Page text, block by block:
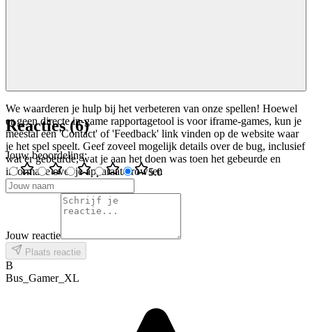
We waarderen je hulp bij het verbeteren van onze spellen! Hoewel
er geen directe in-game rapportagetool is voor iframe-games, kun je
meestal een 'Contact' of 'Feedback' link vinden op de website waar
je het spel speelt. Geef zoveel mogelijk details over de bug, inclusief
wat er gebeurde, wat je aan het doen was toen het gebeurde en
informatie over je apparaat/browser.
Reacties(6)
Jouw beoordeling:
5.0
Jouw reactie
Plaats reactie
B
Bus_Gamer_XL